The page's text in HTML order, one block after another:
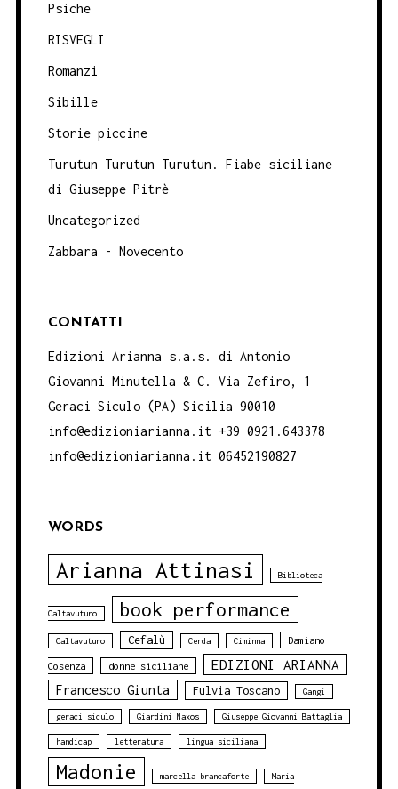
Psiche
RISVEGLI
Romanzi
Sibille
Storie piccine
Turutun Turutun Turutun. Fiabe siciliane
di Giuseppe Pitrè
Uncategorized
Zabbara - Novecento
CONTATTI
Edizioni Arianna s.a.s. di Antonio
Giovanni Minutella & C. Via Zefiro, 1
Geraci Siculo (PA) Sicilia 90010
info@edizioniarianna.it +39 0921.643378
info@edizioniarianna.it 06452190827
WORDS
Arianna Attinasi Biblioteca
Caltavuturo book performance
Caltavuturo Cefalù Cerda Ciminna Damiano
Cosenza donne siciliane EDIZIONI ARIANNA
Francesco Giunta Fulvia Toscano Gangi
geraci siculo Giardini Naxos Giuseppe Giovanni Battaglia
handicap letteratura lingua siciliana
Madonie marcella brancaforte Maria